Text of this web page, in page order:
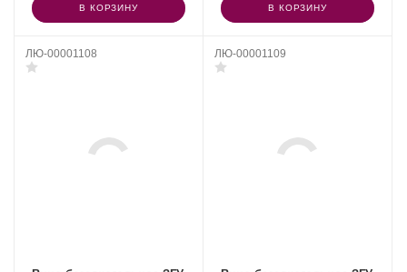
В КОРЗИНУ В КОРЗИНУ
ЛЮ-00001108 ЛЮ-00001109